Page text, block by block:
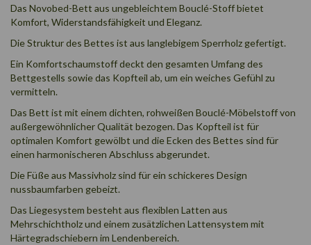
Das Novobed-Bett aus ungebleichtem Bouclé-Stoff bietet
Komfort, Widerstandsfähigkeit und Eleganz.
Die Struktur des Bettes ist aus langlebigem Sperrholz gefertigt.
Ein Komfortschaumstoff deckt den gesamten Umfang des
Bettgestells sowie das Kopfteil ab, um ein weiches Gefühl zu
vermitteln.
Das Bett ist mit einem dichten, rohweißen Bouclé-Möbelstoff von
außergewöhnlicher Qualität bezogen. Das Kopfteil ist für
optimalen Komfort gewölbt und die Ecken des Bettes sind für
einen harmonischeren Abschluss abgerundet.
Die Füße aus Massivholz sind für ein schickeres Design
nussbaumfarben gebeizt.
Das Liegesystem besteht aus flexiblen Latten aus
Mehrschichtholz und einem zusätzlichen Lattensystem mit
Härtegradschiebern im Lendenbereich.